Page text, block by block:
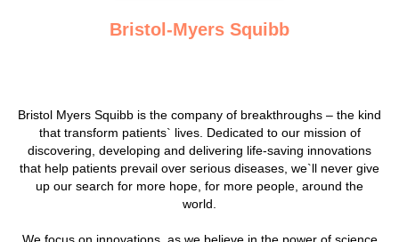
Bristol-Myers Squibb
Bristol Myers Squibb is the company of breakthroughs – the kind
that transform patients` lives. Dedicated to our mission of
discovering, developing and delivering life-saving innovations
that help patients prevail over serious diseases, we`ll never give
up our search for more hope, for more people, around the
world.